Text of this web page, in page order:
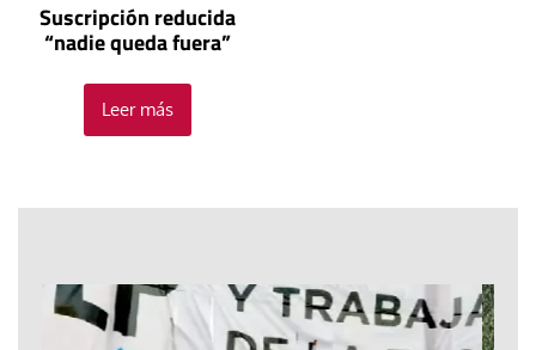
Suscripción reducida
“nadie queda fuera”
Leer más